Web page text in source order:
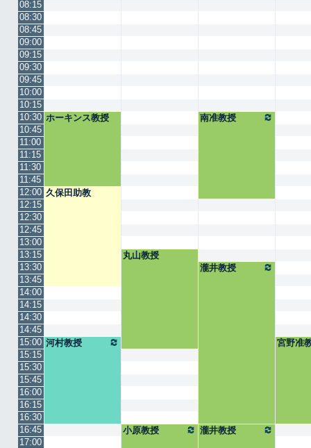
08:15
08:30
08:45
09:00
09:15
09:30
09:45
10:00
10:15
10:30 ホーキンス教授
南准教授
10:45
11:00
11:15
11:30
11:45
12:00 久保田助教
12:15
12:30
12:45
13:00
13:15
丸山教授
13:30
瀧井教授
13:45
14:00
14:15
14:30
14:45
15:00 河村教授
宮野准
15:15
15:30
15:45
16:00
16:15
16:30
16:45
小原教授
瀧井教授
17:00